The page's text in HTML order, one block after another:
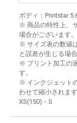
ボディ：Printstar
※ 商品の特性上、
場合がございます。
※ サイズ表の数値
と誤差が生じる場
※ プリント加工の
す。
※ インクジェット
わせて縮小されま
XS(150)・S